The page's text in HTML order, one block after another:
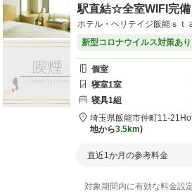
駅直結☆全室WIFI完備
ホテル・ヘリテイジ飯能ｓｔ
新型コロナウイルス対策あり
個室
寝室1室
寝具1組
埼玉県飯能市仲町11-21
地から3.5km
直近1か月の参考料金
対象期間内に有効な料金設